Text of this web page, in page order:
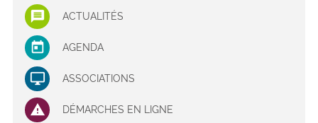
ACTUALITÉS
AGENDA
ASSOCIATIONS
DÉMARCHES EN LIGNE